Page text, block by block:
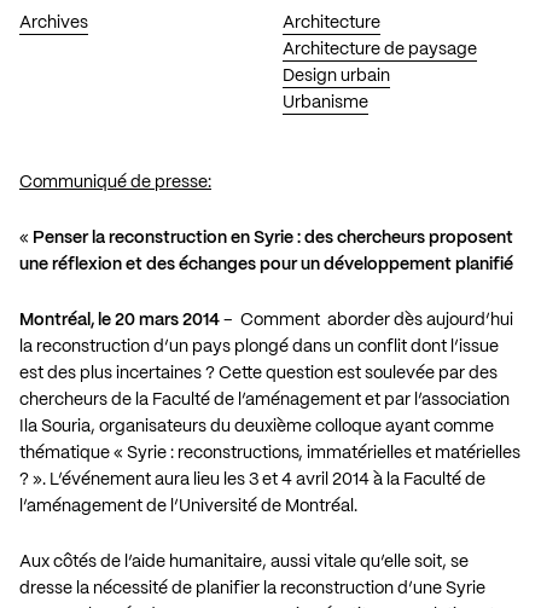
Archives
Architecture
Architecture de paysage
Design urbain
Urbanisme
Communiqué de presse:
« Penser la reconstruction en Syrie : des chercheurs proposent
une réflexion et des échanges pour un développement planifié
Montréal, le 20 mars 2014 – Comment aborder dès aujourd’hui
la reconstruction d’un pays plongé dans un conflit dont l’issue
est des plus incertaines ? Cette question est soulevée par des
chercheurs de la Faculté de l’aménagement et par l’association
Ila Souria, organisateurs du deuxième colloque ayant comme
thématique « Syrie : reconstructions, immatérielles et matérielles
? ». L’événement aura lieu les 3 et 4 avril 2014 à la Faculté de
l’aménagement de l’Université de Montréal.
Aux côtés de l’aide humanitaire, aussi vitale qu’elle soit, se
dresse la nécessité de planifier la reconstruction d’une Syrie